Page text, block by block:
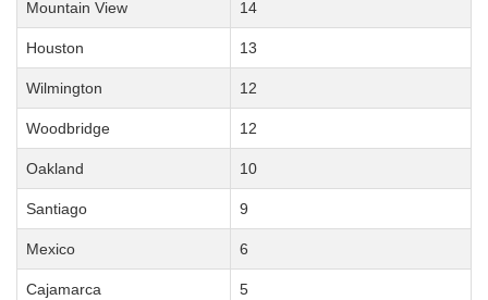
Mountain View 14
Houston 13
Wilmington 12
Woodbridge 12
Oakland 10
Santiago 9
Mexico 6
Cajamarca 5